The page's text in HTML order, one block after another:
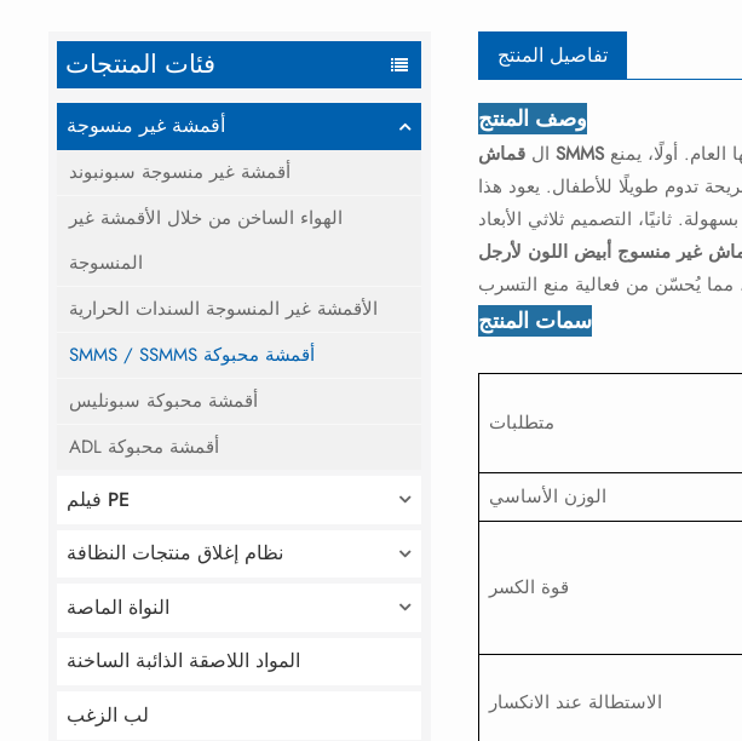
فئات المنتجات
أقمشة غير منسوجة
أقمشة غير منسوجة سبونبوند
الهواء الساخن من خلال الأقمشة غير
المنسوجة
الأقمشة غير المنسوجة السندات الحرارية
SMMS / SSMMS أقمشة محبوكة
أقمشة محبوكة سبونليس
ADL أقمشة محبوكة
فيلم PE
نظام إغلاق منتجات النظافة
النواة الماصة
المواد اللاصقة الذائبة الساخنة
لب الزغب
تفاصيل المنتج
وصف المنتج
ال
أولًا، يمنع
تدوم طويلًا للأطفال. يعود هذا
ثانيًا، التصميم ثلاثي الأبعاد
سمات المنتج
متطلبات
الوزن الأساسي
قوة الكسر
الاستطالة عند الانكسار